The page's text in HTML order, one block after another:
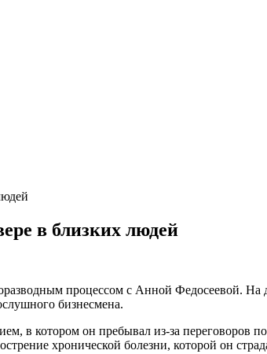
в близких людей
процессом с Анной Федосеевой.
бизнесмена.
в котором он пребывал из-за переговоров
хронической болезни, которой он